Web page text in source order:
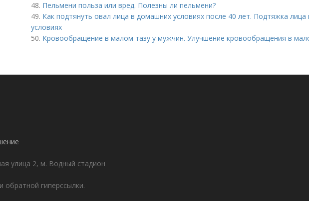
48. Пельмени польза или вред. Полезны ли пельмени?
49. Как подтянуть овал лица в домашних условиях после 40 лет. Подтяжка
условиях
50. Кровообращение в малом тазу у мужчин. Улучшение кровообращения в
улица 2, м. Водный стадион
обратной гиперссылки.